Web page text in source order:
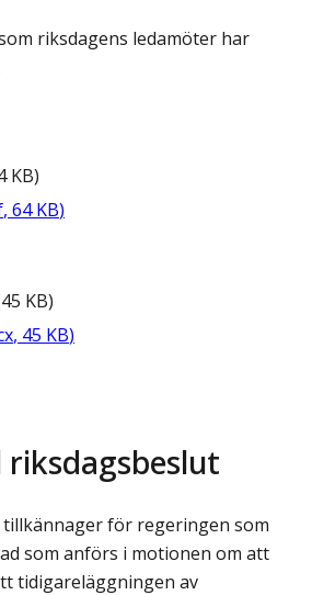
riksdagens ledamöter har
KB)
, 64 KB)
45 KB)
, 45 KB)
riksdagsbeslut
tillkännager för regeringen som
som anförs i motionen om att
tidigareläggningen av